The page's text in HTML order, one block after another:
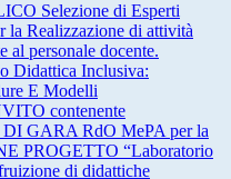
Selezione di Esperti
la Realizzazione di attività
al personale docente.
Didattica Inclusiva:
E Modelli
contenente
GARA RdO MePA per la
PROGETTO “Laboratorio
di didattiche